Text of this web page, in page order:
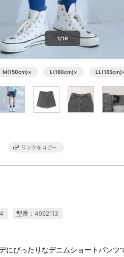
1/19
M(150cm)× L(160cm)× LL(165cm)
型番：4962113
にぴったりなデニムショートパンツ